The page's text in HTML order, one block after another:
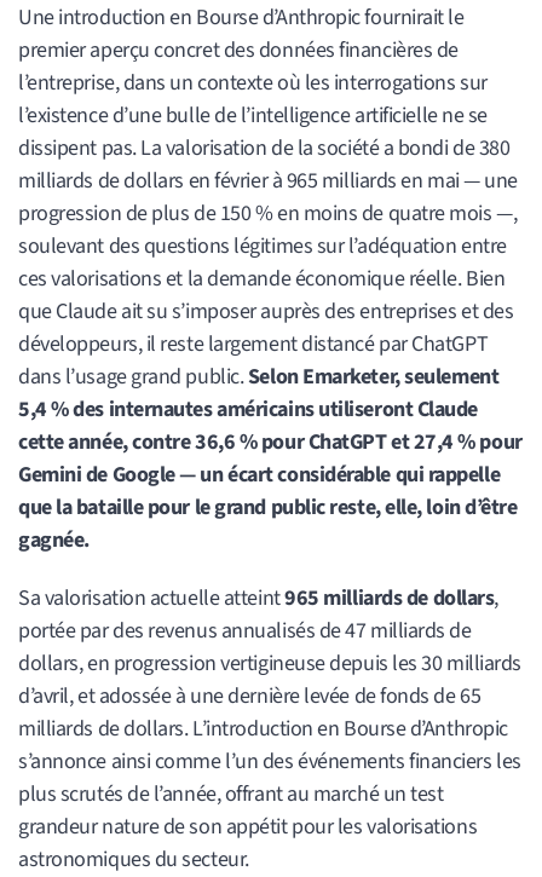
Une introduction en Bourse d’Anthropic fournirait le
premier aperçu concret des données financières de
l’entreprise, dans un contexte où les interrogations sur
l’existence d’une bulle de l’intelligence artificielle ne se
dissipent pas. La valorisation de la société a bondi de 380
milliards de dollars en février à 965 milliards en mai — une
progression de plus de 150 % en moins de quatre mois —,
soulevant des questions légitimes sur l’adéquation entre
ces valorisations et la demande économique réelle. Bien
que Claude ait su s’imposer auprès des entreprises et des
développeurs, il reste largement distancé par ChatGPT
dans l’usage grand public.Selon Emarketer, seulement
5,4 % des internautes américains utiliseront Claude
cette année, contre 36,6 % pour ChatGPT et 27,4 % pour
Gemini de Google — un écart considérable qui rappelle
que la bataille pour le grand public reste, elle, loin d’être
gagnée.
Sa valorisation actuelle atteint965 milliards de dollars,
portée par des revenus annualisés de 47 milliards de
dollars, en progression vertigineuse depuis les 30 milliards
d’avril, et adossée à une dernière levée de fonds de 65
milliards de dollars. L’introduction en Bourse d’Anthropic
s’annonce ainsi comme l’un des événements financiers les
plus scrutés de l’année, offrant au marché un test
grandeur nature de son appétit pour les valorisations
astronomiques du secteur.